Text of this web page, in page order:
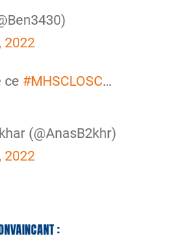
2022
ce #MHSCLOSC…
(@AnasB2khr)
2022
: